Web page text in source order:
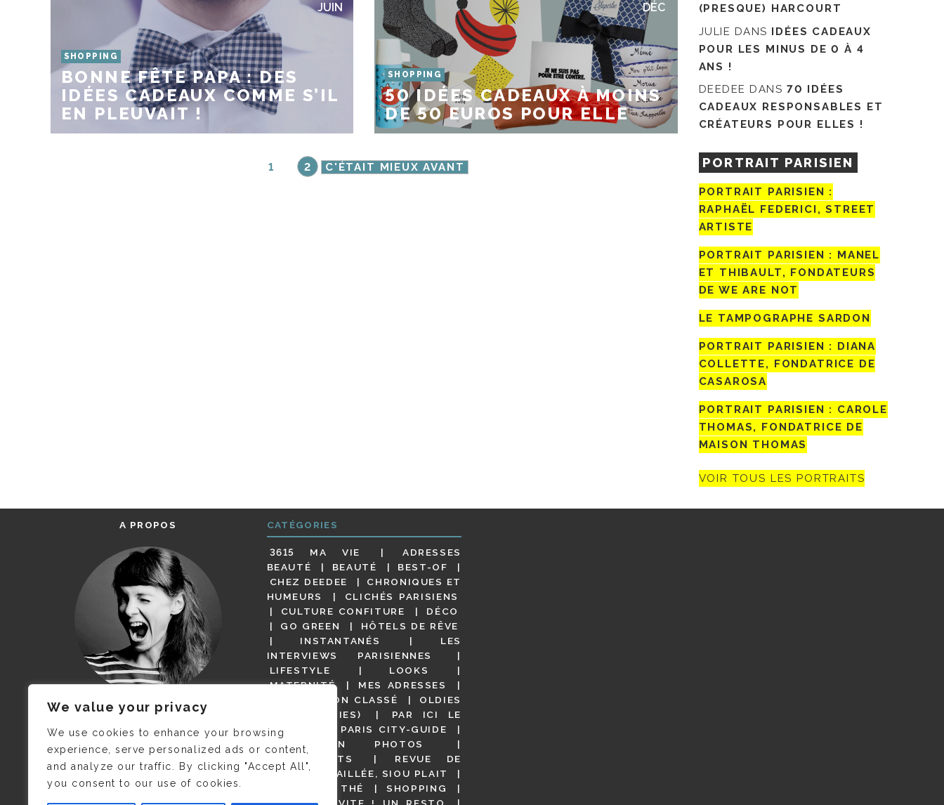
We value your privacy
We use cookies to enhance your browsing
experience, serve personalized ads or content,
and analyze our traffic. By clicking "Accept All",
you consent to our use of cookies.
JUIN
SHOPPING
BONNE FÊTE PAPA : DES
IDÉES CADEAUX COMME S’IL
EN PLEUVAIT !
DÉC
SHOPPING
50 IDÉES CADEAUX À MOINS
DE 50 EUROS POUR ELLE
1 2 C'ÉTAIT MIEUX AVANT
(PRESQUE) HARCOURT
JULIE DANS IDÉES CADEAUX
POUR LES MINUS DE 0 À 4
ANS !
DEEDEE DANS 70 IDÉES
CADEAUX RESPONSABLES ET
CRÉATEURS POUR ELLES !
PORTRAIT PARISIEN
PORTRAIT PARISIEN :
RAPHAËL FEDERICI, STREET
ARTISTE
PORTRAIT PARISIEN : MANEL
ET THIBAULT, FONDATEURS
DE WE ARE NOT
LE TAMPOGRAPHE SARDON
PORTRAIT PARISIEN : DIANA
COLLETTE, FONDATRICE DE
CASAROSA
PORTRAIT PARISIEN : CAROLE
THOMAS, FONDATRICE DE
MAISON THOMAS
VOIR TOUS LES PORTRAITS
A PROPOS
JE M’APPELLE DELPHINE MAIS
C’EST ©CAMILLE COLLIN QUI A
PRIS CETTE PHOTO !
CATÉGORIES
3615 MA VIE
ADRESSES
BEAUTÉ
BEAUTÉ
BEST-OF
CHEZ DEEDEE
CHRONIQUES ET
HUMEURS
CLICHÉS PARISIENS
CULTURE CONFITURE
DÉCO
GO GREEN
HÔTELS DE RÊVE
INSTANTANÉS
LES
INTERVIEWS PARISIENNES
LIFESTYLE
LOOKS
MATERNITÉ
MES ADRESSES
NON CLASSÉ
OLDIES
(BUT GOODIES)
PAR ICI LE
MAGOT !
PARIS CITY-GUIDE
PARIS EN PHOTOS
RESTAURANTS
REVUE DE
PRESSE DÉTAILLÉE, SIOU PLAIT
SALONS DE THÉ
SHOPPING
VIDÉOS
VITE ! UN RESTO